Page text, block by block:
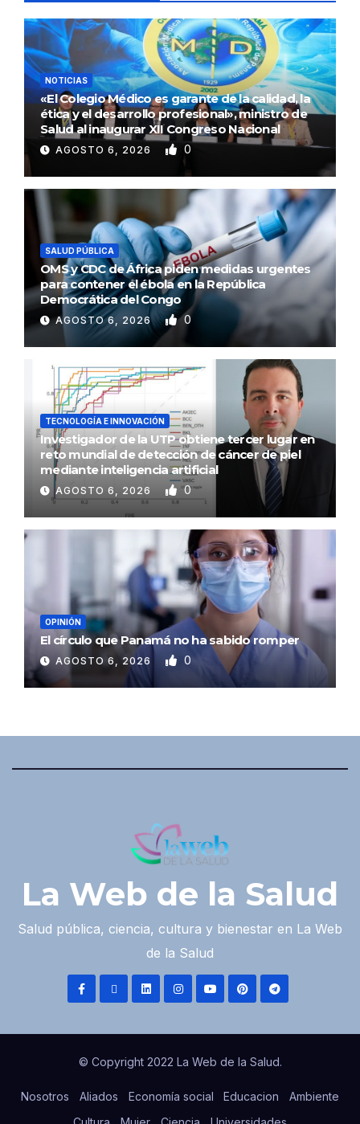
NOTICIAS
«El Colegio Médico es garante de la calidad, la
ética y el desarrollo profesional», ministro de
Salud al inaugurar XII Congreso Nacional
AGOSTO 6, 2026 0
SALUD PÚBLICA
OMS y CDC de África piden medidas urgentes
para contener el ébola en la República
Democrática del Congo
AGOSTO 6, 2026 0
TECNOLOGÍA E INNOVACIÓN
Investigador de la UTP obtiene tercer lugar en
reto mundial de detección de cáncer de piel
mediante inteligencia artificial
AGOSTO 6, 2026 0
OPINIÓN
El círculo que Panamá no ha sabido romper
AGOSTO 6, 2026 0
La Web de la Salud
Salud pública, ciencia, cultura y bienestar en La Web
de la Salud
© Copyright 2022 La Web de la Salud.
Nosotros Aliados Economía social Educacion
Ambiente